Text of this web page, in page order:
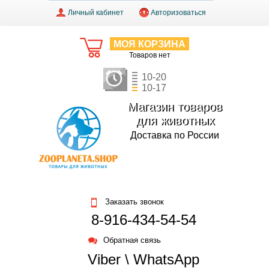
Личный кабинет Авторизоваться
МОЯ КОРЗИНА
Товаров нет
10-20
10-17
Магазин товаров
для животных
Доставка по России
Заказать звонок
8-916-434-54-54
Обратная связь
Viber \ WhatsApp